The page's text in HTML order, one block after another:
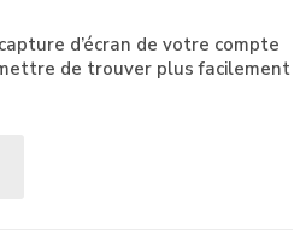
d’écran de votre compte
de trouver plus facilement